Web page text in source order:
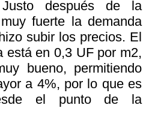
después de la
fuerte la demanda
subir los precios. El
está en 0,3 UF por m2,
bueno, permitiendo
a 4%, por lo que es
el punto de la